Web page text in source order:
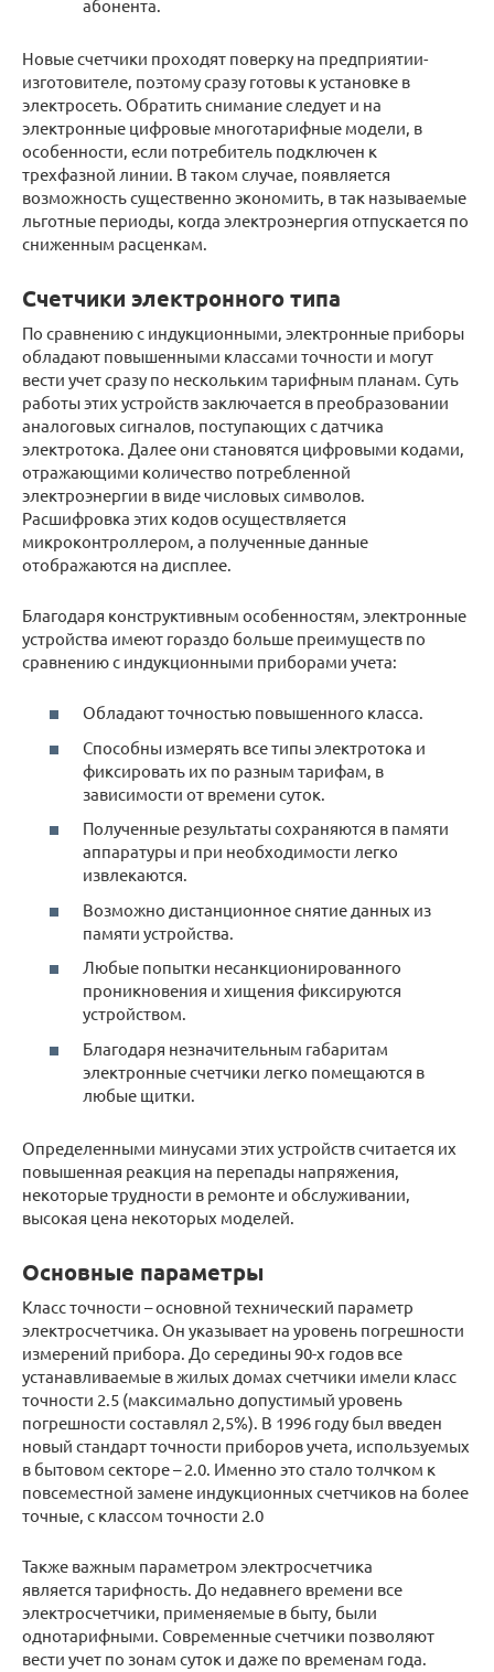
абонента.
Новые счетчики проходят поверку на предприятии-
изготовителе, поэтому сразу готовы к установке в
электросеть. Обратить снимание следует и на
электронные цифровые многотарифные модели, в
особенности, если потребитель подключен к
трехфазной линии. В таком случае, появляется
возможность существенно экономить, в так называемые
льготные периоды, когда электроэнергия отпускается по
сниженным расценкам.
Счетчики электронного типа
По сравнению с индукционными, электронные приборы
обладают повышенными классами точности и могут
вести учет сразу по нескольким тарифным планам. Суть
работы этих устройств заключается в преобразовании
аналоговых сигналов, поступающих с датчика
электротока. Далее они становятся цифровыми кодами,
отражающими количество потребленной
электроэнергии в виде числовых символов.
Расшифровка этих кодов осуществляется
микроконтроллером, а полученные данные
отображаются на дисплее.
Благодаря конструктивным особенностям, электронные
устройства имеют гораздо больше преимуществ по
сравнению с индукционными приборами учета:
Обладают точностью повышенного класса.
Способны измерять все типы электротока и
фиксировать их по разным тарифам, в
зависимости от времени суток.
Полученные результаты сохраняются в памяти
аппаратуры и при необходимости легко
извлекаются.
Возможно дистанционное снятие данных из
памяти устройства.
Любые попытки несанкционированного
проникновения и хищения фиксируются
устройством.
Благодаря незначительным габаритам
электронные счетчики легко помещаются в
любые щитки.
Определенными минусами этих устройств считается их
повышенная реакция на перепады напряжения,
некоторые трудности в ремонте и обслуживании,
высокая цена некоторых моделей.
Основные параметры
Класс точности – основной технический параметр
электросчетчика. Он указывает на уровень погрешности
измерений прибора. До середины 90-х годов все
устанавливаемые в жилых домах счетчики имели класс
точности 2.5 (максимально допустимый уровень
погрешности составлял 2,5%). В 1996 году был введен
новый стандарт точности приборов учета, используемых
в бытовом секторе – 2.0. Именно это стало толчком к
повсеместной замене индукционных счетчиков на более
точные, с классом точности 2.0
Также важным параметром электросчетчика
является тарифность. До недавнего времени все
электросчетчики, применяемые в быту, были
однотарифными. Современные счетчики позволяют
вести учет по зонам суток и даже по временам года.